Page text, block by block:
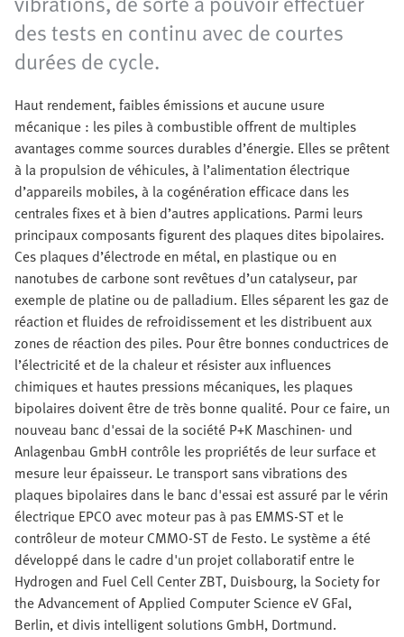
des tests en continu avec de courtes
durées de cycle.
Haut rendement, faibles émissions et aucune usure
mécanique : les piles à combustible offrent de multiples
avantages comme sources durables d’énergie. Elles se prêtent
à la propulsion de véhicules, à l’alimentation électrique
d’appareils mobiles, à la cogénération efficace dans les
centrales fixes et à bien d’autres applications. Parmi leurs
principaux composants figurent des plaques dites bipolaires.
Ces plaques d’électrode en métal, en plastique ou en
nanotubes de carbone sont revêtues d’un catalyseur, par
exemple de platine ou de palladium. Elles séparent les gaz de
réaction et fluides de refroidissement et les distribuent aux
zones de réaction des piles. Pour être bonnes conductrices de
l’électricité et de la chaleur et résister aux influences
chimiques et hautes pressions mécaniques, les plaques
bipolaires doivent être de très bonne qualité. Pour ce faire, un
nouveau banc d'essai de la société P+K Maschinen- und
Anlagenbau GmbH contrôle les propriétés de leur surface et
mesure leur épaisseur. Le transport sans vibrations des
plaques bipolaires dans le banc d'essai est assuré par le vérin
électrique EPCO avec moteur pas à pas EMMS-ST et le
contrôleur de moteur CMMO-ST de Festo. Le système a été
développé dans le cadre d'un projet collaboratif entre le
Hydrogen and Fuel Cell Center ZBT, Duisbourg, la Society for
the Advancement of Applied Computer Science eV GFaI,
Berlin, et divis intelligent solutions GmbH, Dortmund.